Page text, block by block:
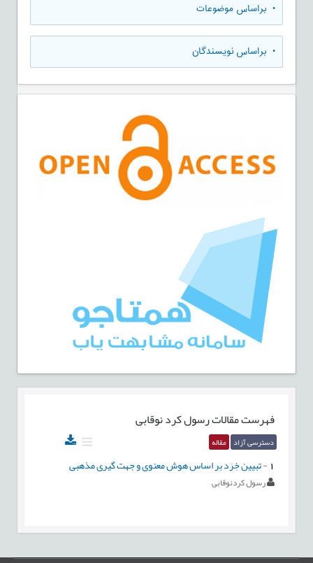
• براساس موضوعات
• براساس نویسندگان
فهرست مقالاترسول کرد نوقابی
دسترسی آزاد مقاله
-تبیین خِرَد بر اساس هوش معنوی و جهت گیری مذهبی
رسول کردنوقابی